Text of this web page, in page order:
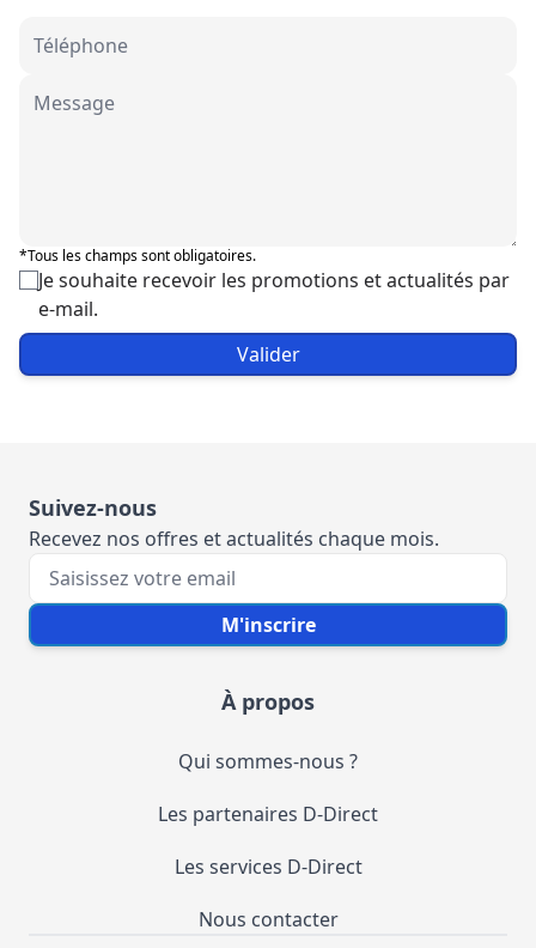
*Tous les champs sont obligatoires.
Je souhaite recevoir les promotions et actualités par
e-mail.
Valider
Suivez-nous
Recevez nos offres et actualités chaque mois.
Votre e-mail M'inscrire
À propos
Qui sommes-nous ?
Les partenaires D-Direct
Les services D-Direct
Nous contacter